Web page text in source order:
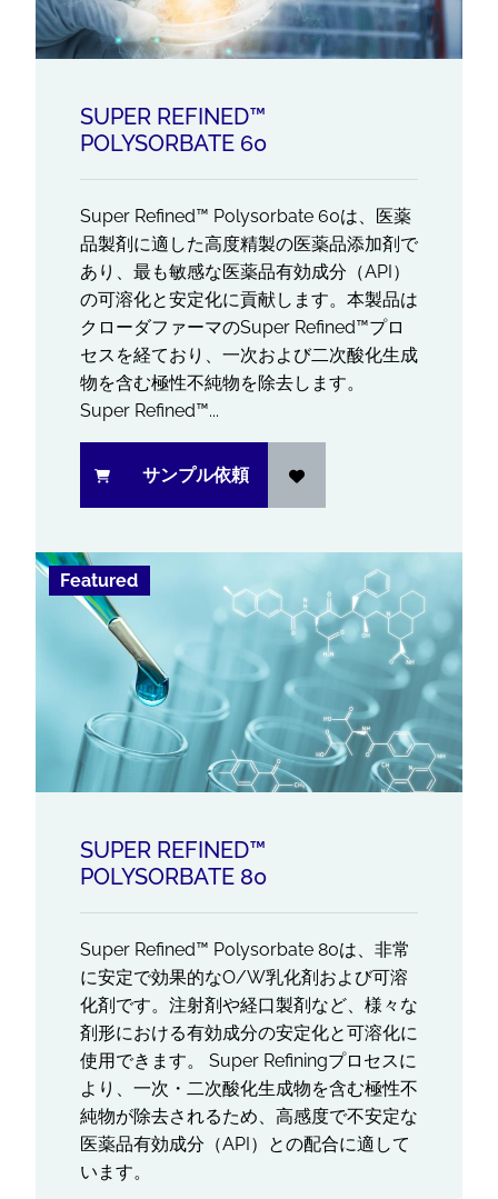
SUPER REFINED™
POLYSORBATE 60
Super Refined™ Polysorbate 60は、医薬
品製剤に適した高度精製の医薬品添加剤で
あり、最も敏感な医薬品有効成分（API）
の可溶化と安定化に貢献します。本製品は
クローダファーマのSuper Refined™プロ
セスを経ており、一次および二次酸化生成
物を含む極性不純物を除去します。
Super Refined™...
サンプル依頼
Featured
SUPER REFINED™
POLYSORBATE 80
Super Refined™ Polysorbate 80は、非常
に安定で効果的なO/W乳化剤および可溶
化剤です。注射剤や経口製剤など、様々な
剤形における有効成分の安定化と可溶化に
使用できます。 Super Refiningプロセスに
より、一次・二次酸化生成物を含む極性不
純物が除去されるため、高感度で不安定な
医薬品有効成分（API）との配合に適して
います。